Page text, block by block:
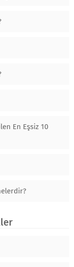
En Eşsiz 10